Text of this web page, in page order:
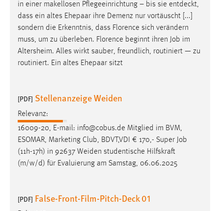
in einer makellosen Pflegeeinrichtung – bis sie entdeckt,
dass ein altes Ehepaar ihre Demenz nur vortäuscht [...]
sondern die Erkenntnis, dass Florence sich verändern
muss, um zu überleben. Florence beginnt ihren Job im
Altersheim. Alles wirkt sauber, freundlich, routiniert — zu
routiniert. Ein altes Ehepaar sitzt
[PDF] Stellenanzeige Weiden
Relevanz:
16009-20, E-mail: info@cobus.de Mitglied im BVM,
ESOMAR, Marketing Club, BDVT,VDI € 170,- Super Job
(11h-17h) in 92637 Weiden studentische Hilfskraft
(m/w/d) für Evaluierung am Samstag, 06.06.2025
[PDF] False-Front-Film-Pitch-Deck 01
Chat
Name:
MibewSessionID, MIBEW_UserID, mibew_locale, mibew-
chat-frame-style-5e9dbeb1811c0446
Cookie Laufzeit:
MibewSessionID, mibew-chat-frame-style-
5e9dbeb1811c0446 = Sitzungslaufzeit, mibew_locale = 3
Jahre, MIBEW_UserID = 1 Jahr
Login